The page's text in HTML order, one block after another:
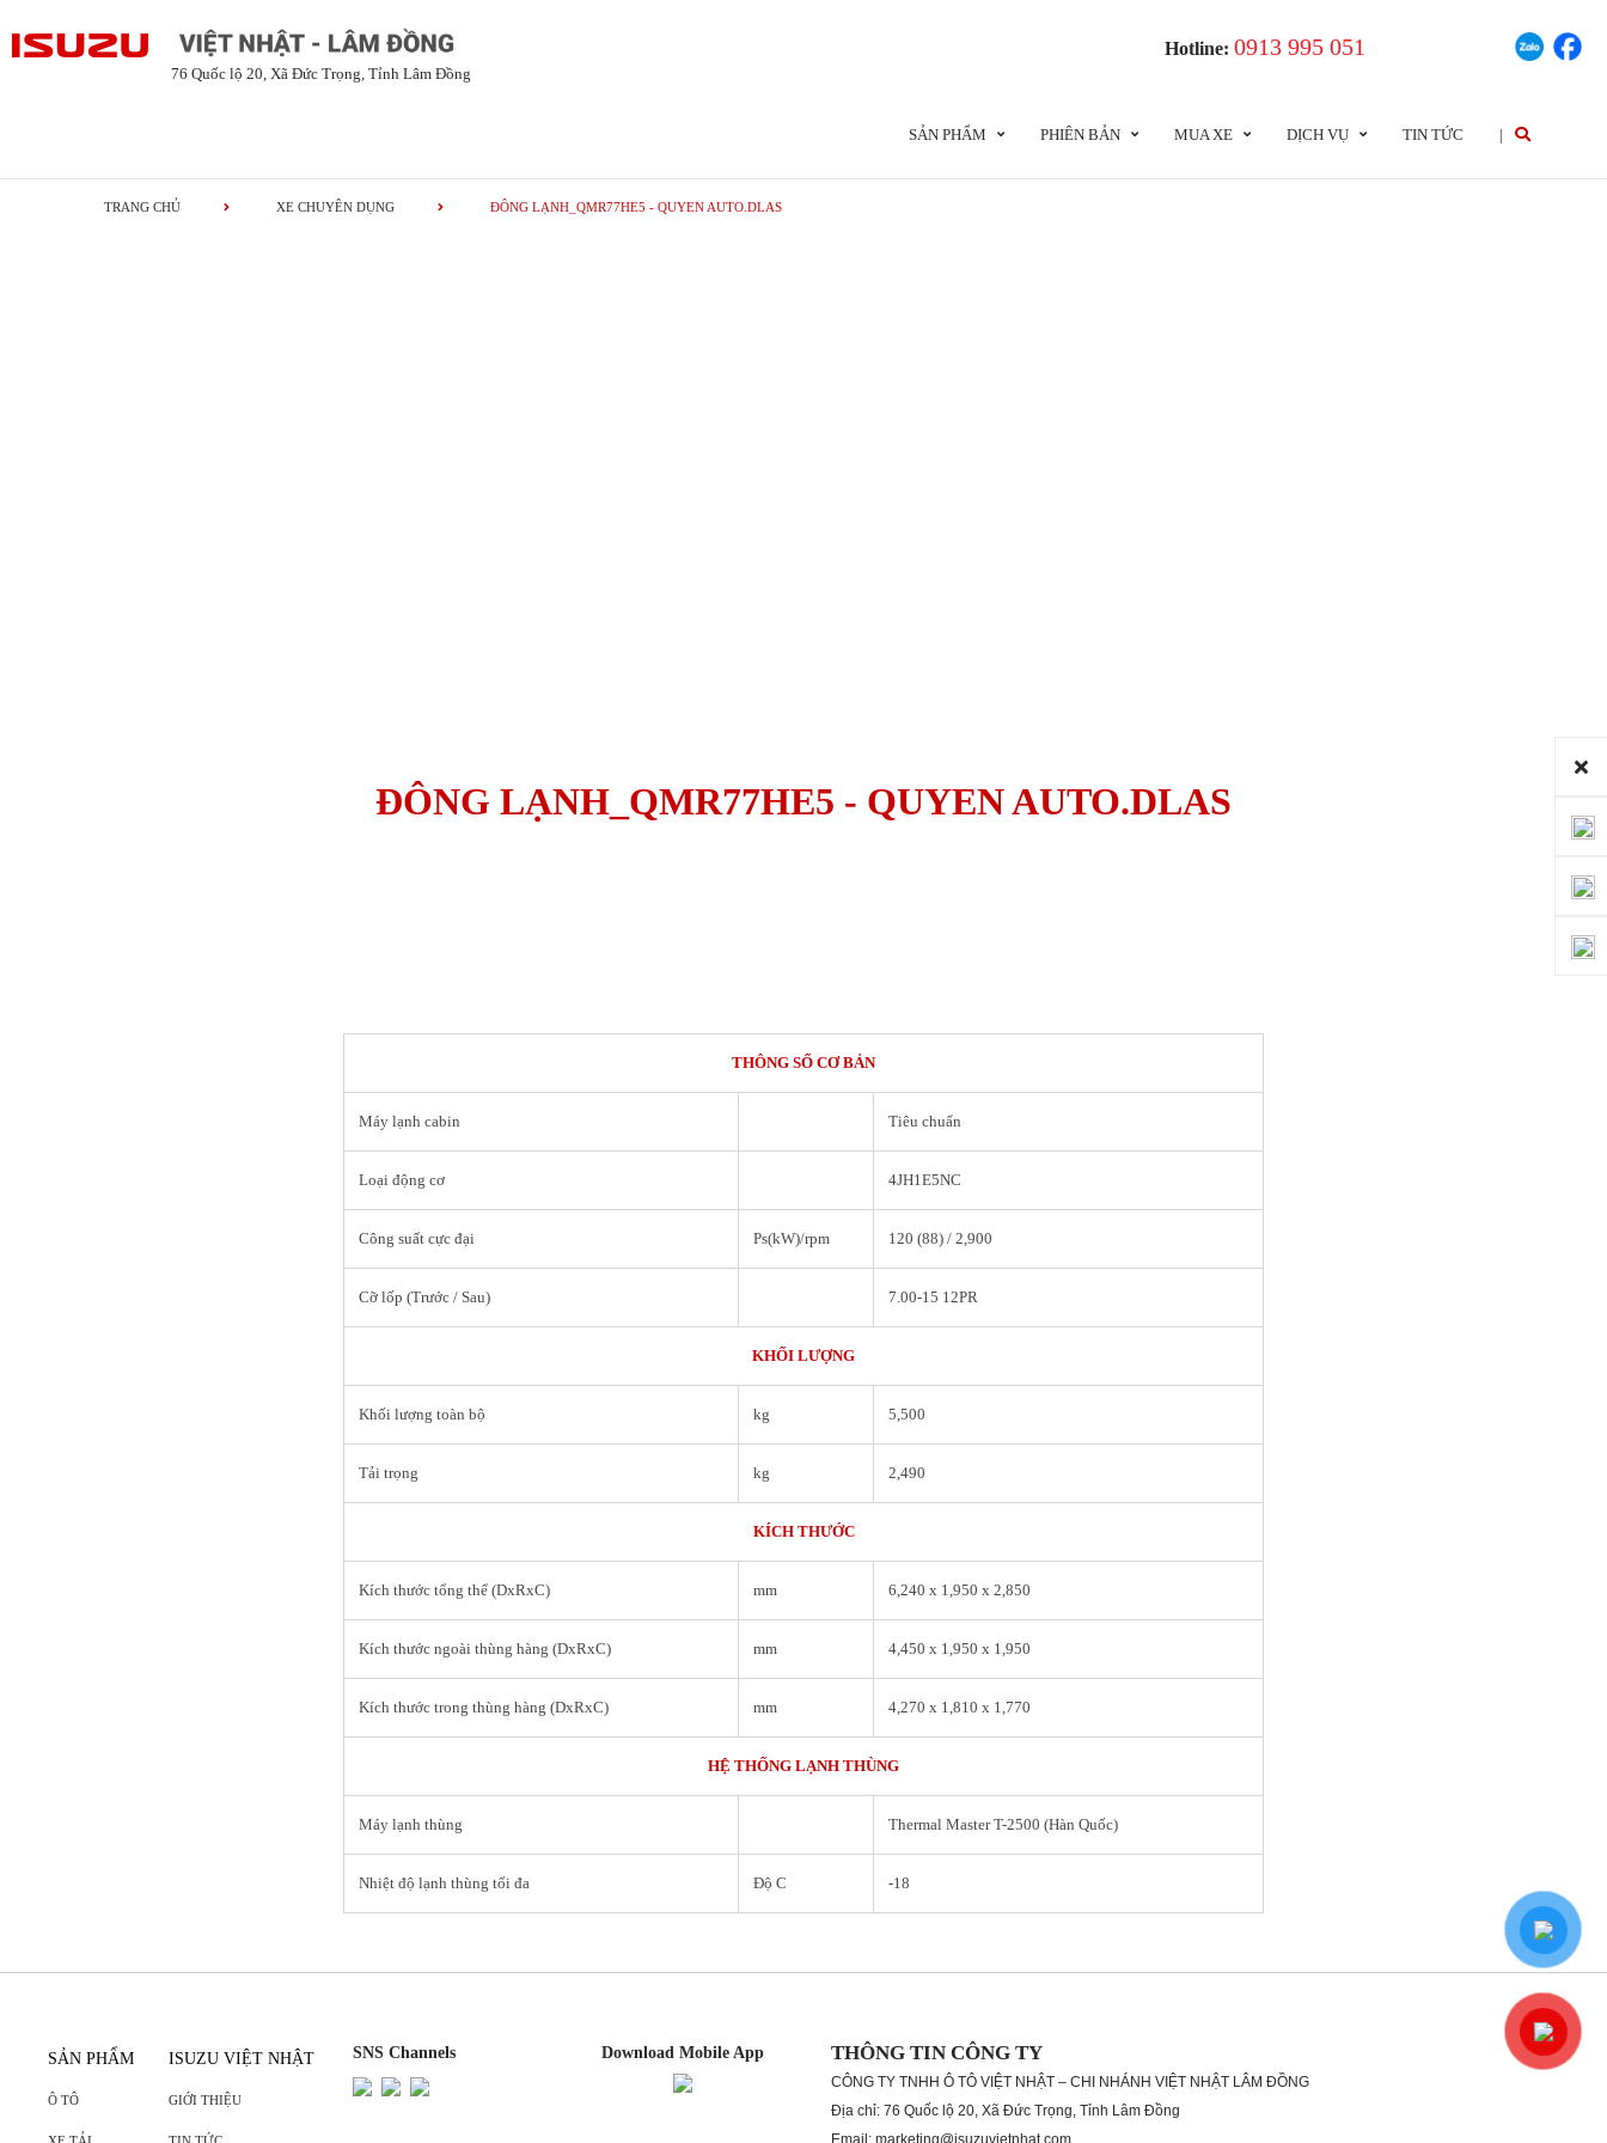
Hotline:0913 995 051
76 Quốc lộ 20, Xã Đức Trọng, Tỉnh Lâm Đồng
SẢN PHẨM PHIÊN BẢN MUA XE DỊCH VỤ TIN TỨC |
TRANG CHỦ XE CHUYÊN DỤNG ĐÔNG LẠNH_QMR77HE5 - QUYEN AUTO.DLAS
ĐÔNG LẠNH_QMR77HE5 - QUYEN AUTO.DLAS
THÔNG SỐ CƠ BẢN
Máy lạnh cabin Tiêu chuẩn
Loại động cơ 4JH1E5NC
Công suất cực đại Ps(kW)/rpm 120 (88) / 2,900
Cỡ lốp (Trước / Sau) 7.00-15 12PR
KHỐI LƯỢNG
Khối lượng toàn bộ kg 5,500
Tải trọng kg 2,490
KÍCH THƯỚC
Kích thước tổng thể (DxRxC) mm 6,240 x 1,950 x 2,850
Kích thước ngoài thùng hàng (DxRxC) mm 4,450 x 1,950 x 1,950
Kích thước trong thùng hàng (DxRxC) mm 4,270 x 1,810 x 1,770
HỆ THỐNG LẠNH THÙNG
Máy lạnh thùng Thermal Master T-2500 (Hàn Quốc)
Nhiệt độ lạnh thùng tối đa Độ C -18
SẢN PHẨM
Ô TÔ
ISUZU VIỆT NHẬT
GIỚI THIỆU
SNS Channels Download Mobile App THÔNG TIN CÔNG TY
CÔNG TY TNHH Ô TÔ VIỆT NHẬT – CHI NHÁNH VIỆT NHẬT LÂM ĐỒNG
Địa chỉ: 76 Quốc lộ 20, Xã Đức Trọng, Tỉnh Lâm Đồng
Email: marketing@isuzuvietnhat.com